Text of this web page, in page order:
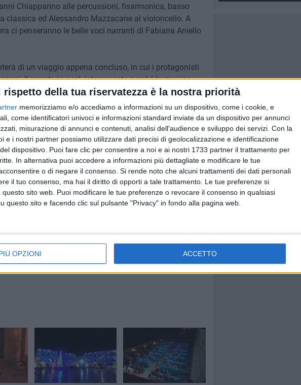
rispetto della tua riservatezza è la nostra priorità
memorizziamo e/o accediamo a informazioni su un dispositivo, come i cookie, e
come identificatori univoci e informazioni standard inviate da un dispositivo per annunci
misurazione di annunci e contenuti, analisi dell'audience e sviluppo dei servizi. Con la
e i nostri partner possiamo utilizzare dati precisi di geolocalizzazione e identificazione
dispositivo. Puoi fare clic per consentire a noi e ai nostri 1733 partner il trattamento per
In alternativa puoi accedere a informazioni più dettagliate e modificare le tue
o di negare il consenso. Si rende noto che alcuni trattamenti dei dati personali
il tuo consenso, ma hai il diritto di opporti a tale trattamento. Le tue preferenze si
sito web. Puoi modificare le tue preferenze o revocare il consenso in qualsiasi
questo sito e facendo clic sul pulsante "Privacy" in fondo alla pagina web.
OPZIONI ACCETTO
Chiapparino alle percussioni, fisarmonica, basso
classica ed Alessandro Mazzacane al violoncello. A
ci penseranno le belle voci narranti di Fabiana Aniello
di un viaggio appena concluso, in cui i protagonisti
Il repertorio sarà interessante perché la musica
della world music. Lo spettacolo,
riprende un pensiero del poeta e scrittore,
vivere non è necessario». Un pensiero che il grande
ha fatto suo nel brano che ha dato il nome al
FAI OS ARGONAUTAS
Grande partecipazione nell'agro
di Giovinazzo per la festa della